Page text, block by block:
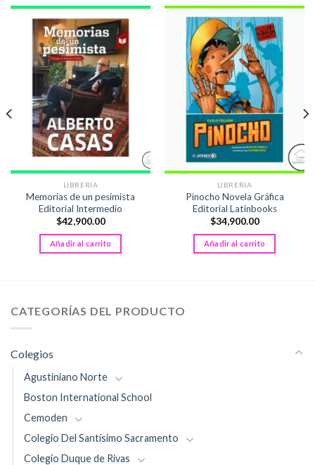
LIBRERÍA
Memorias de un pesimista
Editorial Intermedio
$42,900.00
Añadir al carrito
LIBRERÍA
Pinocho Novela Gráfica
Editorial Latinbooks
$34,900.00
Añadir al carrito
CATEGORÍAS DEL PRODUCTO
Colegios
Agustiniano Norte
Boston International School
Cemoden
Colegio Del Santísimo Sacramento
Colegio Duque de Rivas